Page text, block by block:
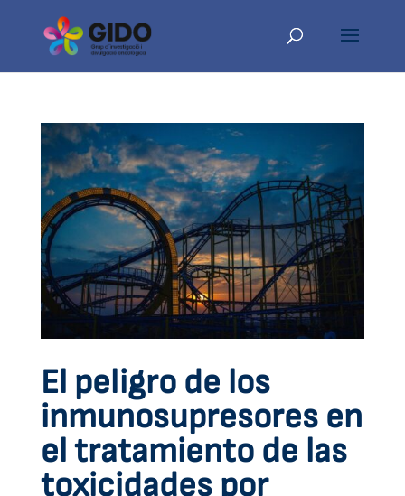
El peligro de los
inmunosupresores en
el tratamiento de las
toxicidades por